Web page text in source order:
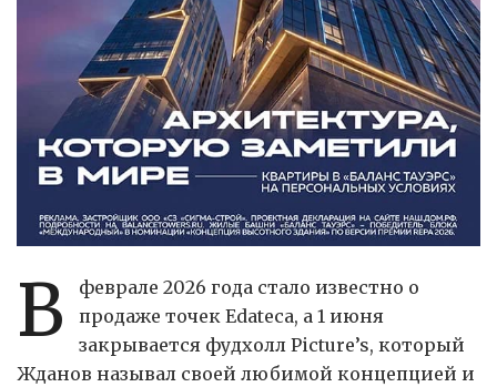
В
феврале 2026 года стало известно о
продаже точек Edateca, а 1 июня
закрывается фудхолл Picture’s, который
Жданов называл своей любимой концепцией и